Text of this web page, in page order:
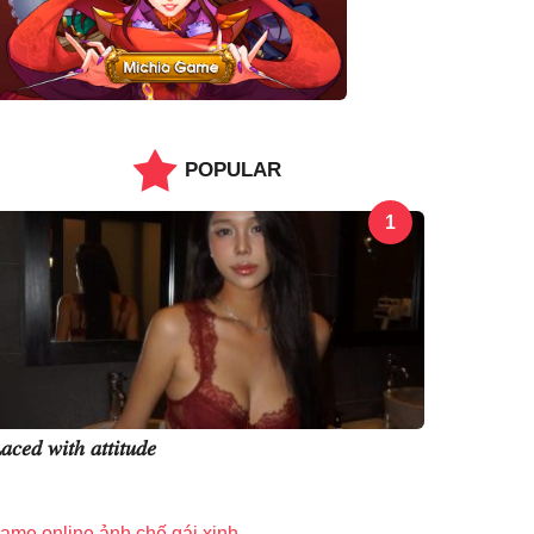
POPULAR
1
𝑤𝑖𝑡ℎ 𝑎𝑡𝑡𝑖𝑡𝑢𝑑𝑒